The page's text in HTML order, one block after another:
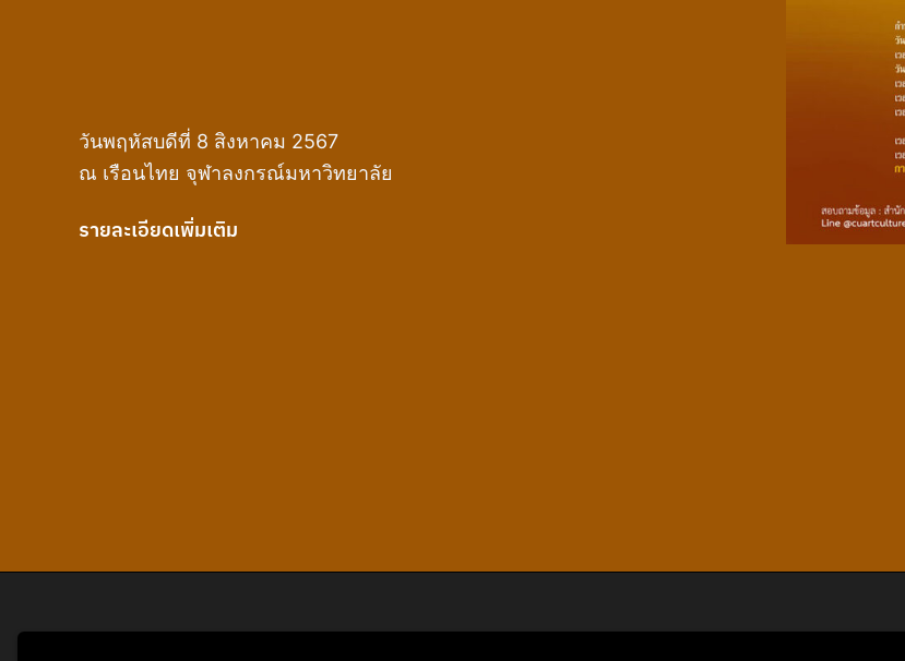
วันพฤหัสบดีที่ 8 สิงหาคม 2567
ณ เรือนไทย จุฬาลงกรณ์มหาวิทยาลัย
รายละเอียดเพิ่มเติม